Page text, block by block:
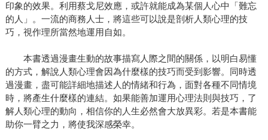
印象的效果。利用蔡戈尼效應，或許就能成為某個人心中「難忘
的人」。一流的商務人士，將這些可以說是剖析人類心理的技
巧，視作理所當然地運用自如。
本書透過漫畫生動的故事描寫人際之間的關係，以明白易懂
的方式，解說人類心理會因為什麼樣的技巧而受到影響。同時透
過漫畫，盡可能詳細地描述人的情緒和行為，面對各種不同情境
時，將產生什麼樣的連結。如果能善加運用心理法則與技巧，了
解人類心理的動向，相信你的人生必然會大放異彩。若是本書能
助你一臂之力，將使我深感榮幸。